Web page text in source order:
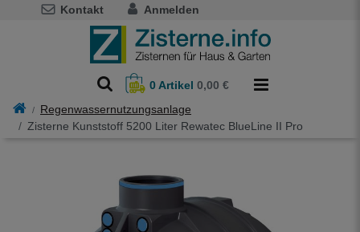
Kontakt Anmelden
0Artikel 0,00 €
Regenwassernutzungsanlage
Zisterne Kunststoff 5200 Liter Rewatec BlueLine II Pro